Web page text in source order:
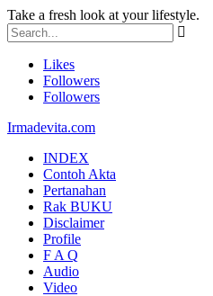
Take a fresh look at your lifestyle.
Likes
Followers
Followers
Irmadevita.com
INDEX
Contoh Akta
Pertanahan
Rak BUKU
Disclaimer
Profile
F A Q
Audio
Video